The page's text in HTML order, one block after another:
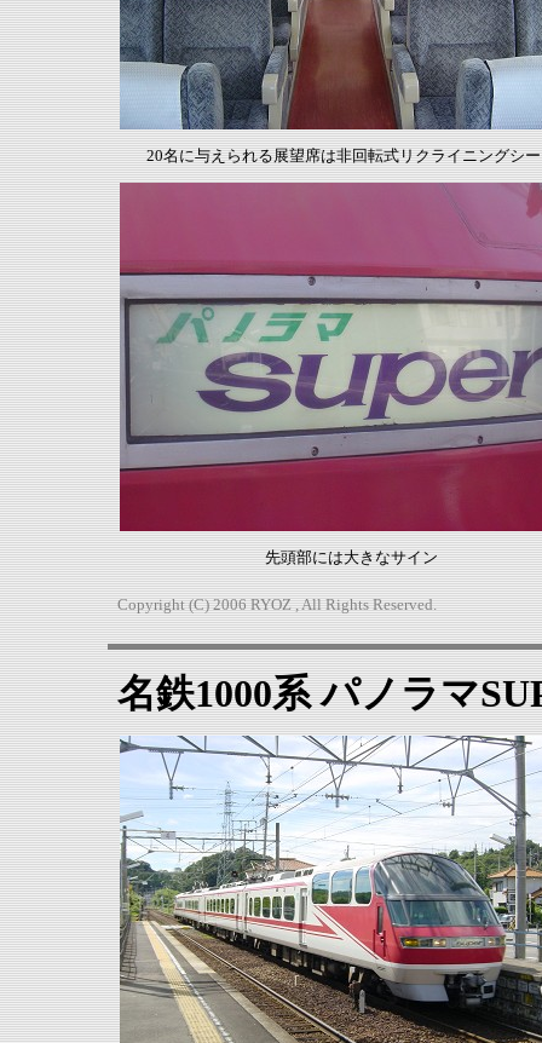
20名に与えられる展望席は非回転式リクライニングシ
先頭部には大きなサイン
Copyright (C) 2006 RYOZ , All Rights Reserved.
名鉄1000系 パノラマ